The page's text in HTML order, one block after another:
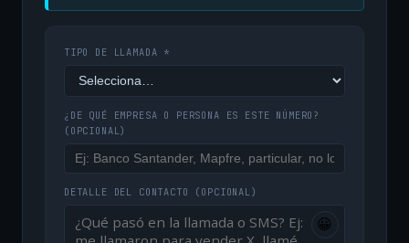
TIPO DE LLAMADA *
¿DE QUÉ EMPRESA O PERSONA ES ESTE NÚMERO?
(OPCIONAL)
DETALLE DEL CONTACTO (OPCIONAL)
😀